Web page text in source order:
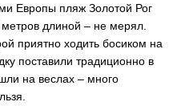
Европы пляж Золотой Рог
длиной – не мерял.
приятно ходить босиком на
поставили традиционно в
на веслах – много